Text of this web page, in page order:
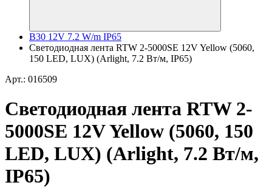
B30 12V 7.2 W/m IP65
Светодиодная лента RTW 2-5000SE 12V Yellow (5060,
150 LED, LUX) (Arlight, 7.2 Вт/м, IP65)
Арт.: 016509
Светодиодная лента RTW 2-
5000SE 12V Yellow (5060, 150
LED, LUX) (Arlight, 7.2 Вт/м,
IP65)